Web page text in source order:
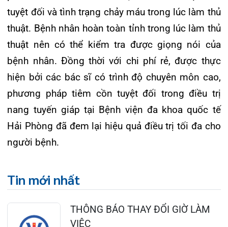
TỔNG QUAN VỀ BỆNH LÝ THOÁI
HÓA KHỚP VÀ CƠ SỞ SI...
23/07/2026
Đặt lịch khám